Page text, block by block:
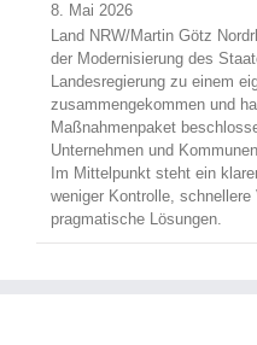
8. Mai 2026
Land NRW/Martin Götz
der Modernisierung des
Landesregierung zu einem
zusammengekommen und
Maßnahmenpaket
Unternehmen und
Im Mittelpunkt steht ein
weniger Kontrolle,
pragmatische Lösungen.